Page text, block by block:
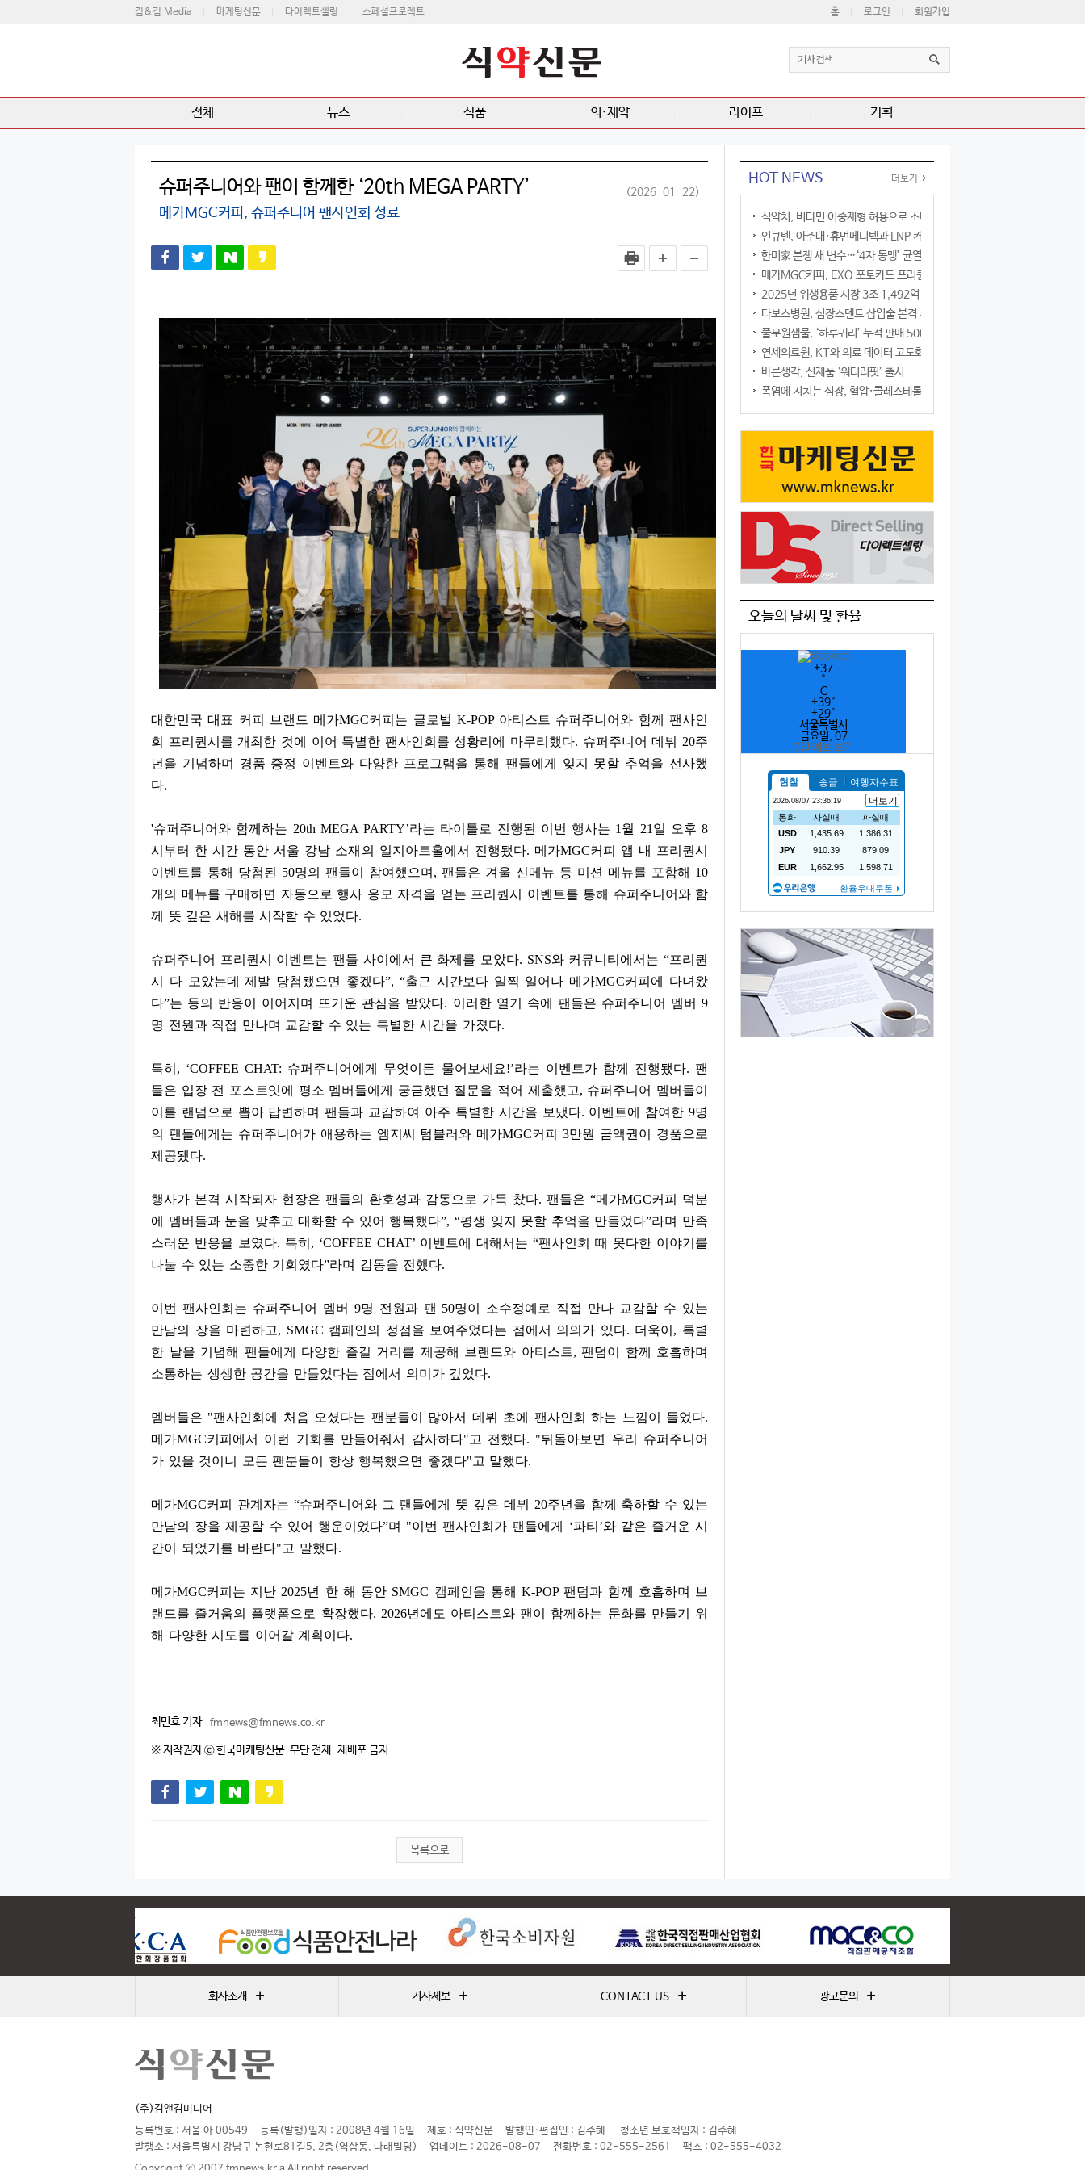
김&김 Media 마케팅신문 다이렉트셀링 스페셜프로젝트 홈 로그인 회원가입
전체 뉴스 식품 의·제약 라이프 기획
슈퍼주니어와 팬이 함께한 ‘20th MEGA PARTY’ (2026-01-22)
메가MGC커피, 슈퍼주니어 팬사인회 성료
대한민국 대표 커피 브랜드 메가MGC커피는 글로벌 K-POP 아티스트 슈퍼주니어와 함께 팬사인
회 프리퀀시를 개최한 것에 이어 특별한 팬사인회를 성황리에 마무리했다. 슈퍼주니어 데뷔 20주
년을 기념하며 경품 증정 이벤트와 다양한 프로그램을 통해 팬들에게 잊지 못할 추억을 선사했
다.
'슈퍼주니어와 함께하는 20th MEGA PARTY’라는 타이틀로 진행된 이번 행사는 1 월 21 일 오후 8
시부터 한 시간 동안 서울 강남 소재의 일지아트홀에서 진행됐다. 메가MGC커피 앱 내 프리퀀시
이벤트를 통해 당첨된 50명의 팬들이 참여했으며 , 팬들은 겨울 신메뉴 등 미션 메뉴를 포함해 10
개의 메뉴를 구매하면 자동으로 행사 응모 자격을 얻는 프리퀀시 이벤트를 통해 슈퍼주니어와 함
께 뜻 깊은 새해를 시작할 수 있었다.
슈퍼주니어 프리퀀시 이벤트는 팬들 사이에서 큰 화제를 모았다. SNS와 커뮤니티에서는“프리퀀
시 다 모았는데 제발 당첨됐으면 좋겠다”, “출근 시간보다 일찍 일어나 메가MGC커피에 다녀왔
다”는 등의 반응이 이어지며 뜨거운 관심을 받았다. 이러한 열기 속에 팬들은 슈퍼주니어 멤버9
명 전원과 직접 만나며 교감할 수 있는 특별한 시간을 가졌다.
특히 , ‘COFFEE CHAT: 슈퍼주니어에게 무엇이든 물어보세요!’라는 이벤트가 함께 진행됐다. 팬
들은 입장 전 포스트잇에 평소 멤버들에게 궁금했던 질문을 적어 제출했고, 슈퍼주니어 멤버들이
이를 랜덤으로 뽑아 답변하며 팬들과 교감하여 아주 특별한 시간을 보냈다. 이벤트에 참여한9명
의 팬들에게는 슈퍼주니어가 애용하는 엠지씨 텀블러와 메가MGC커피3만원 금액권이 경품으로
제공됐다.
행사가 본격 시작되자 현장은 팬들의 환호성과 감동으로 가득 찼다. 팬들은 “메가MGC커피 덕분
에 멤버들과 눈을 맞추고 대화할 수 있어 행복했다”, “평생 잊지 못할 추억을 만들었다”라며 만족
스러운 반응을 보였다. 특히 , ‘COFFEE CHAT’ 이벤트에 대해서는 “팬사인회 때 못다한 이야기를
나눌 수 있는 소중한 기회였다”라며 감동을 전했다.
이번 팬사인회는 슈퍼주니어 멤버 9명 전원과 팬 50명이 소수정예로 직접 만나 교감할 수 있는
만남의 장을 마련하고, SMGC 캠페인의 정점을 보여주었다는 점에서 의의가 있다. 더욱이 , 특별
한 날을 기념해 팬들에게 다양한 즐길 거리를 제공해 브랜드와 아티스트, 팬덤이 함께 호흡하며
소통하는 생생한 공간을 만들었다는 점에서 의미가 깊었다.
멤버들은 "팬사인회에 처음 오셨다는 팬분들이 많아서 데뷔 초에 팬사인회 하는 느낌이 들었다.
메가MGC커피에서 이런 기회를 만들어줘서 감사하다"고 전했다. "뒤돌아보면 우리 슈퍼주니어
가 있을 것이니 모든 팬분들이 항상 행복했으면 좋겠다"고 말했다.
메가MGC커피 관계자는 “슈퍼주니어와 그 팬들에게 뜻 깊은 데뷔 20주년을 함께 축하할 수 있는
만남의 장을 제공할 수 있어 행운이었다”며 "이번 팬사인회가 팬들에게 ‘파티 ’와 같은 즐거운 시
간이 되었기를 바란다"고 말했다.
메가MGC커피는 지난 2025년 한 해 동안 SMGC 캠페인을 통해K-POP 팬덤과 함께 호흡하며 브
랜드를 즐거움의 플랫폼으로 확장했다. 2026년에도 아티스트와 팬이 함께하는 문화를 만들기 위
해 다양한 시도를 이어갈 계획이다.
최민호 기자 fmnews@fmnews.co.kr
※ 저작권자 ⓒ 한국마케팅신문. 무단 전재-재배포 금지
목록으로
HOT NEWS 더보기
식약처, 비타민 이중제형 허용으로 소비자 선택권 확대
인큐텐, 아주대·휴먼메디텍과 LNP 커큐민 공동연구
한미家 분쟁 새 변수…‘4자 동맹’ 균열 현실화
메가MGC커피, EXO 포토카드 프리퀀시 이벤트
2025년 위생용품 시장 3조 1,492억 원
다보스병원, 심장스텐트 삽입술 본격 시행
풀무원샘물, ‘하루귀리’ 누적 판매 500만 병 돌파
연세의료원, KT와 의료 데이터 고도화 협력
바른생각, 신제품 ‘워터리핏’ 출시
폭염에 지치는 심장, 혈압·콜레스테롤만 챙기면 될까?
오늘의 날씨 및 환율
+37
°
C
+39°
+29°
서울특별시
금요일, 07
7일 예보 보기
회사소개 + 기사제보 + CONTACT US + 광고문의 +
(주)김앤김미디어
등록번호 : 서울 아 00549
등록(발행)일자 : 2008년 4월 16일 제호 : 식약신문 발행인·편집인 : 김주혜
청소년 보호책임자 : 김주혜
발행소 : 서울특별시 강남구 논현로81길5, 2층(역삼동, 나래빌딩)
업데이트 : 2026-08-07 전화번호 : 02-555-2561
팩스 : 02-555-4032